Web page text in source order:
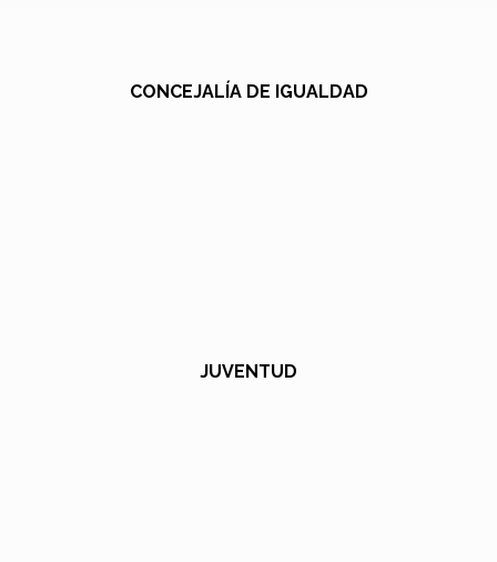
CONCEJALÍA DE IGUALDAD
JUVENTUD